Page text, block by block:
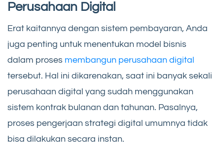
Perusahaan Digital
Erat kaitannya dengan sistem pembayaran, Anda
juga penting untuk menentukan model bisnis
dalam proses membangun perusahaan digital
tersebut. Hal ini dikarenakan, saat ini banyak sekali
perusahaan digital yang sudah menggunakan
sistem kontrak bulanan dan tahunan. Pasalnya,
proses pengerjaan strategi digital umumnya tidak
bisa dilakukan secara instan.